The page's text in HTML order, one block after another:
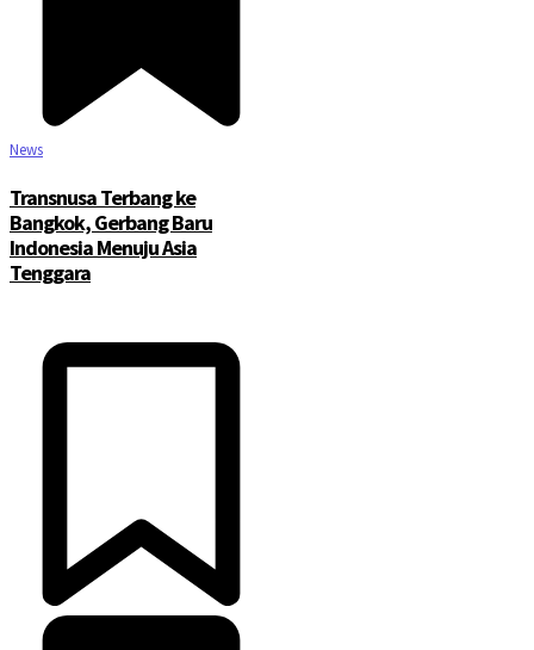
News
Transnusa Terbang ke
Bangkok, Gerbang Baru
Indonesia Menuju Asia
Tenggara